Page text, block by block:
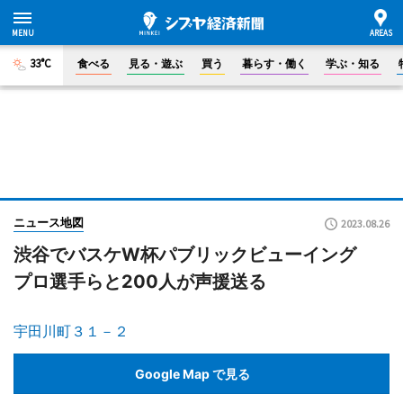
33°C 食べる 見る・遊ぶ 買う 暮らす・働く 学ぶ・知る
ニュース地図 2023.08.26
渋谷でバスケW杯パブリックビューイング
プロ選手らと200人が声援送る
宇田川町３１－２
Google Map で見る